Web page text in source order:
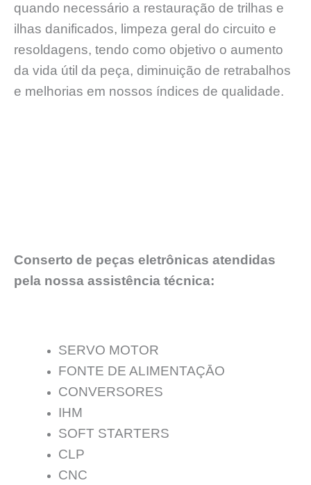
quando necessário a restauração de trilhas e
ilhas danificados, limpeza geral do circuito e
resoldagens, tendo como objetivo o aumento
da vida útil da peça, diminuição de retrabalhos
e melhorias em nossos índices de qualidade.
Conserto de peças eletrônicas atendidas
pela nossa assistência técnica:
SERVO MOTOR
FONTE DE ALIMENTAÇĀO
CONVERSORES
IHM
SOFT STARTERS
CLP
CNC